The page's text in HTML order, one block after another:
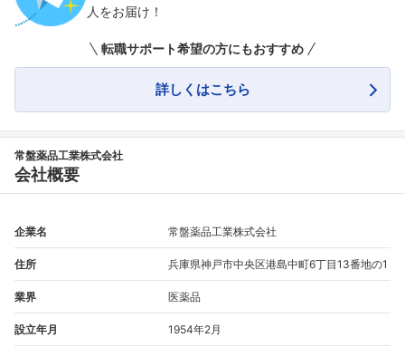
人をお届け！
転職サポート希望の方にもおすすめ
詳しくはこちら
常盤薬品工業株式会社
会社概要
企業名 常盤薬品工業株式会社
住所 兵庫県神戸市中央区港島中町6丁目13番地の1
業界 医薬品
設立年月 1954年2月